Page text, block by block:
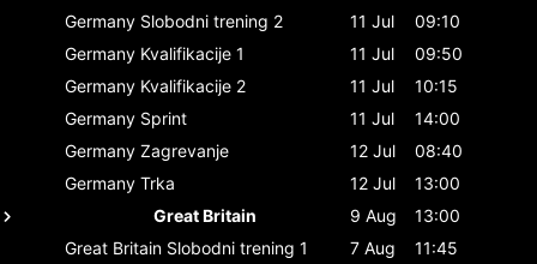
Germany Slobodni trening 2 11 Jul
09:10
Germany Kvalifikacije 1 11 Jul
09:50
Germany Kvalifikacije 2 11 Jul
10:15
Germany Sprint 11 Jul
14:00
Germany Zagrevanje 12 Jul
08:40
Germany Trka 12 Jul
13:00
Great Britain
9 Aug
13:00
Great Britain Slobodni trening 1 7 Aug
11:45